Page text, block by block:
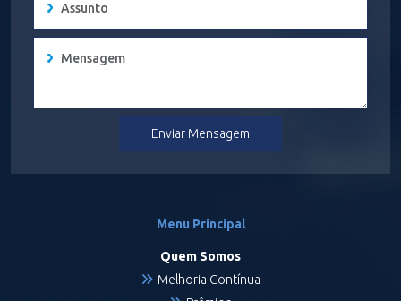
Enviar Mensagem
Menu Principal
Quem Somos
Melhoria Contínua